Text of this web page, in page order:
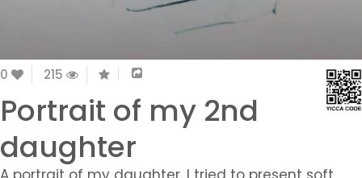
0 215
Portrait of my 2nd
daughter